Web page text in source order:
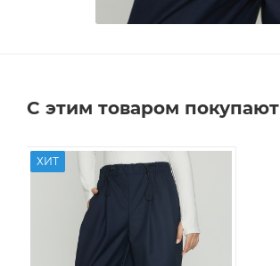
С этим товаром покупают
ХИТ